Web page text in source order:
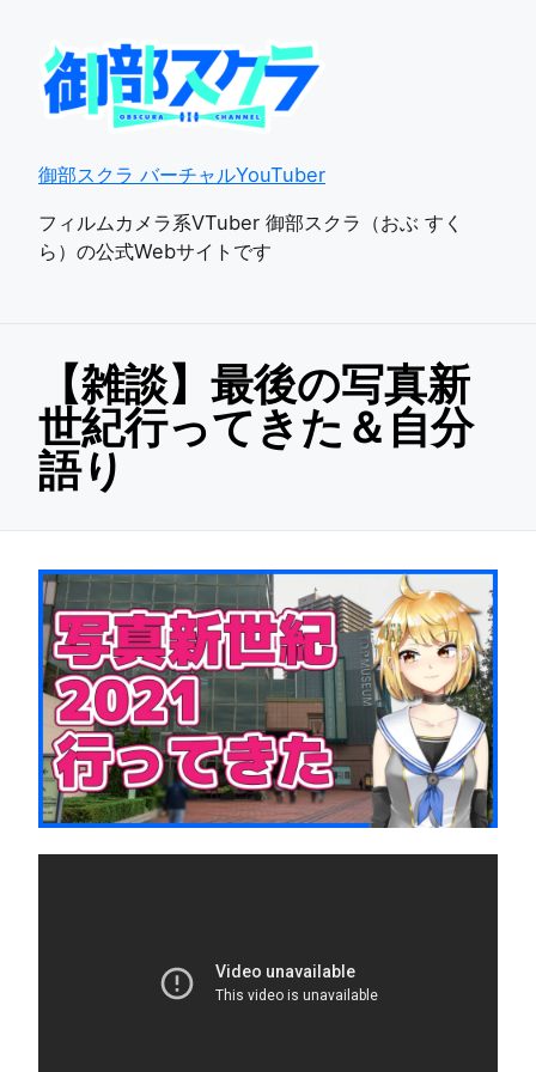
御部スクラ バーチャルYouTuber
フィルムカメラ系VTuber 御部スクラ（おぶ すく
ら）の公式Webサイトです
【雑談】最後の写真新
世紀行ってきた＆自分
語り